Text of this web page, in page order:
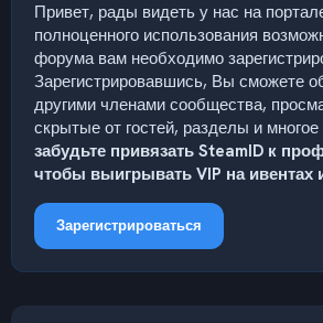
Привет, рады видеть у нас на
полноценного использования
форума вам необходимо
Зарегистрировавшись, Вы сможете
другими членами сообщества,
скрытые от гостей, разделы и многое
забудьте привязать SteamID к
чтобы выигрывать VIP на ивентах
Зарегистрироваться